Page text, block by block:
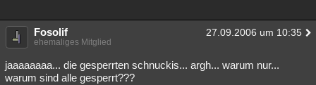
Fosolif 27.09.2006 um 10:35
ehemaliges Mitglied
jaaaaaaaa... die gesperrten schnuckis... argh... warum nur...
warum sind alle gesperrt???